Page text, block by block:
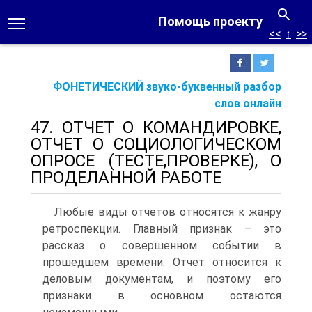
Помощь проекту
ФОНЕТИЧЕСКИЙ звуко-буквенный разбор
слов онлайн
<< ↑ >>
47. ОТЧЕТ О КОМАНДИРОВКЕ,
ОТЧЕТ О СОЦИОЛОГИЧЕСКОМ
ОПРОСЕ (ТЕСТЕ,ПРОВЕРКЕ), О
ПРОДЕЛАННОЙ РАБОТЕ
Любые виды отчетов относятся к жанру
ретроспекции. Главный признак – это
рассказ о совершенном событии в
прошедшем времени. Отчет относится к
деловым документам, и поэтому его
признаки в основном остаются